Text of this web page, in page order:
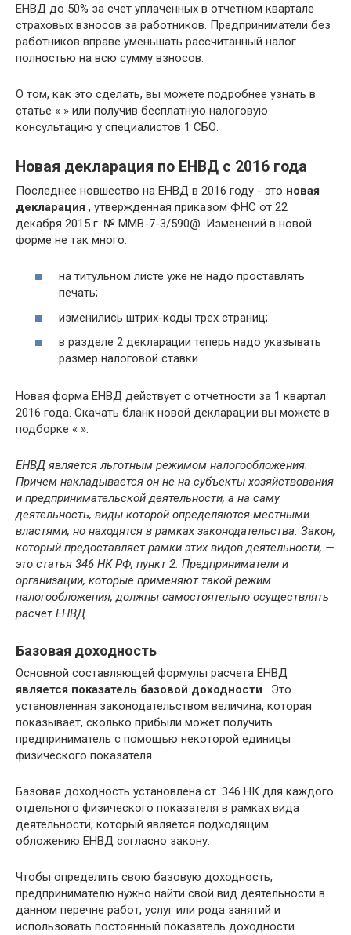
ЕНВД до 50% за счет уплаченных в отчетном квартале
страховых взносов за работников. Предприниматели без
работников вправе уменьшать рассчитанный налог
полностью на всю сумму взносов.
О том, как это сделать, вы можете подробнее узнать в
статье « » или получив бесплатную налоговую
консультацию у специалистов 1 СБО.
Новая декларация по ЕНВД с 2016 года
Последнее новшество на ЕНВД в 2016 году - это новая
декларация , утвержденная приказом ФНС от 22
декабря 2015 г. № ММВ-7-3/590@. Изменений в новой
форме не так много:
на титульном листе уже не надо проставлять
печать;
изменились штрих-коды трех страниц;
в разделе 2 декларации теперь надо указывать
размер налоговой ставки.
Новая форма ЕНВД действует с отчетности за 1 квартал
2016 года. Скачать бланк новой декларации вы можете в
подборке « ».
ЕНВД является льготным режимом налогообложения.
Причем накладывается он не на субъекты хозяйствования
и предпринимательской деятельности, а на саму
деятельность, виды которой определяются местными
властями, но находятся в рамках законодательства. Закон,
который предоставляет рамки этих видов деятельности, —
это статья 346 НК РФ, пункт 2. Предприниматели и
организации, которые применяют такой режим
налогообложения, должны самостоятельно осуществлять
расчет ЕНВД.
Базовая доходность
Основной составляющей формулы расчета ЕНВД
является показатель базовой доходности . Это
установленная законодательством величина, которая
показывает, сколько прибыли может получить
предприниматель с помощью некоторой единицы
физического показателя.
Базовая доходность установлена ст. 346 НК для каждого
отдельного физического показателя в рамках вида
деятельности, который является подходящим
обложению ЕНВД согласно закону.
Чтобы определить свою базовую доходность,
предпринимателю нужно найти свой вид деятельности в
данном перечне работ, услуг или рода занятий и
использовать постоянный показатель доходности.